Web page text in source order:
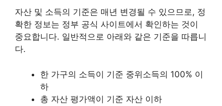
자산 및 소득의 기준은 매년 변경될 수 있으므로, 정
확한 정보는 정부 공식 사이트에서 확인하는 것이
중요합니다. 일반적으로 아래와 같은 기준을 따릅니
다.
한 가구의 소득이 기준 중위소득의 100% 이
하
총 자산 평가액이 기준 자산 이하